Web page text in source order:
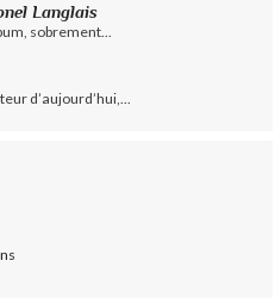
Langlais
sobrement...
d’aujourd’hui,...